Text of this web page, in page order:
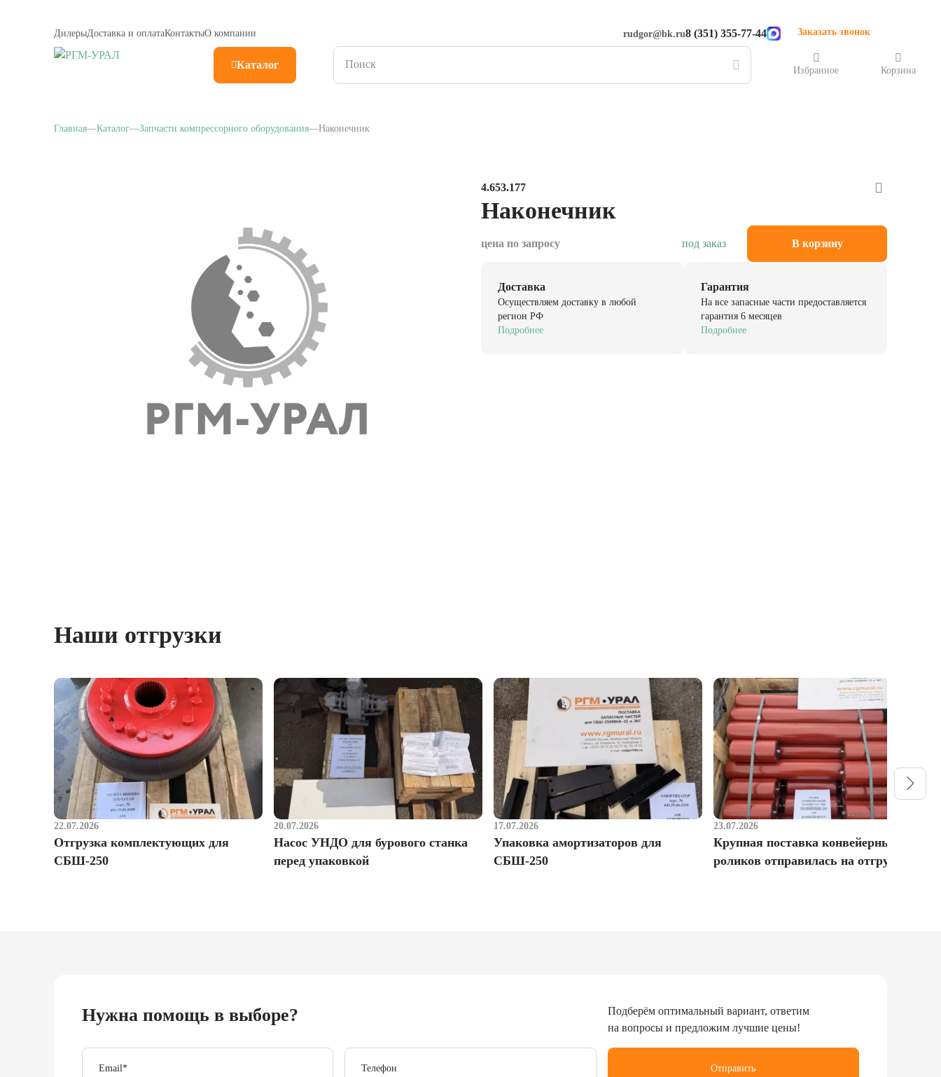
ДилерыДоставка и оплатаКонтактыО компании rudgor@bk.ru8 (351) 355-77-44 Заказать звонок
Каталог Избранное Корзина
Главная Каталог Запчасти компрессорного оборудования Наконечник
4.653.177
Наконечник
цена по запросу под заказ В корзину
Доставка
Осуществляем доставку в любой
регион РФ
Подробнее
Гарантия
На все запасные части предоставляется
гарантия 6 месяцев
Подробнее
Наши отгрузки
22.07.2026
Отгрузка комплектующих для
СБШ-250
20.07.2026
Насос УНДО для бурового станка
перед упаковкой
17.07.2026
Упаковка амортизаторов для
СБШ-250
23.07.2026
Крупная поставка конвейерных
роликов отправилась на отгрузку
Нужна помощь в выборе?
Email* Телефон Отправить
Подберём оптимальный вариант, ответим
на вопросы и предложим лучшие цены!